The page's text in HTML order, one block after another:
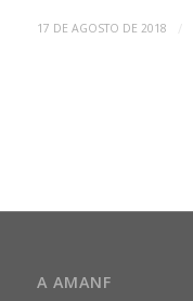
17 DE AGOSTO DE 2018
A AMANF